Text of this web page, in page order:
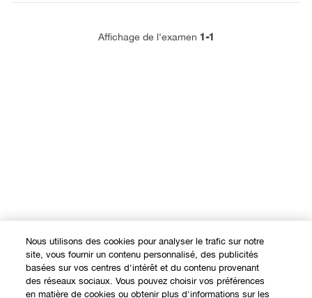
Affichage de l'examen 1-1
Nous utilisons des cookies pour analyser le trafic sur notre
site, vous fournir un contenu personnalisé, des publicités
basées sur vos centres d'intérêt et du contenu provenant
des réseaux sociaux. Vous pouvez choisir vos préférences
en matière de cookies ou obtenir plus d'informations sur les